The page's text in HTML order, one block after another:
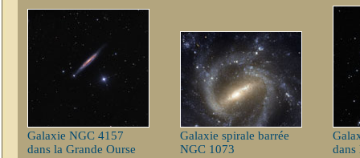
Galaxie NGC 4157
dans la Grande Ourse
Galaxie spirale barrée
NGC 1073
dans